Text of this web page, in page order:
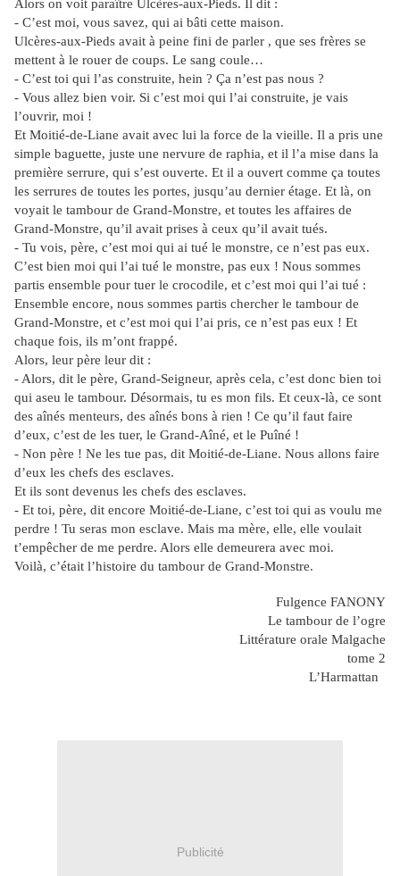
Alors on voit paraître Ulcères-aux-Pieds. Il dit :
- C’est moi, vous savez, qui ai bâti cette maison.
Ulcères-aux-Pieds avait à peine fini de parler , que ses frères se
mettent à le rouer de coups. Le sang coule…
- C’est toi qui l’as construite, hein ? Ça n’est pas nous ?
- Vous allez bien voir. Si c’est moi qui l’ai construite, je vais
l’ouvrir, moi !
Et Moitié-de-Liane avait avec lui la force de la vieille. Il a pris une
simple baguette, juste une nervure de raphia, et il l’a mise dans la
première serrure, qui s’est ouverte. Et il a ouvert comme ça toutes
les serrures de toutes les portes, jusqu’au dernier étage. Et là, on
voyait le tambour de Grand-Monstre, et toutes les affaires de
Grand-Monstre, qu’il avait prises à ceux qu’il avait tués.
- Tu vois, père, c’est moi qui ai tué le monstre, ce n’est pas eux.
C’est bien moi qui l’ai tué le monstre, pas eux ! Nous sommes
partis ensemble pour tuer le crocodile, et c’est moi qui l’ai tué :
Ensemble encore, nous sommes partis chercher le tambour de
Grand-Monstre, et c’est moi qui l’ai pris, ce n’est pas eux ! Et
chaque fois, ils m’ont frappé.
Alors, leur père leur dit :
- Alors, dit le père, Grand-Seigneur, après cela, c’est donc bien toi
qui aseu le tambour. Désormais, tu es mon fils. Et ceux-là, ce sont
des aînés menteurs, des aînés bons à rien ! Ce qu’il faut faire
d’eux, c’est de les tuer, le Grand-Aîné, et le Puîné !
- Non père ! Ne les tue pas, dit Moitié-de-Liane. Nous allons faire
d’eux les chefs des esclaves.
Et ils sont devenus les chefs des esclaves.
- Et toi, père, dit encore Moitié-de-Liane, c’est toi qui as voulu me
perdre ! Tu seras mon esclave. Mais ma mère, elle, elle voulait
t’empêcher de me perdre. Alors elle demeurera avec moi.
Voilà, c’était l’histoire du tambour de Grand-Monstre.
Fulgence FANONY
Le tambour de l’ogre
Littérature orale Malgache
tome 2
L’Harmattan
Publicité